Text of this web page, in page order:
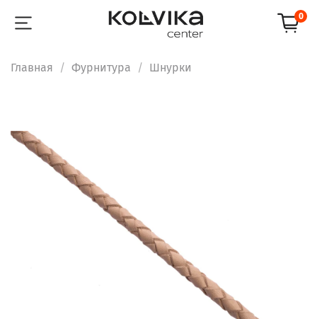
0
Главная Фурнитура Шнурки